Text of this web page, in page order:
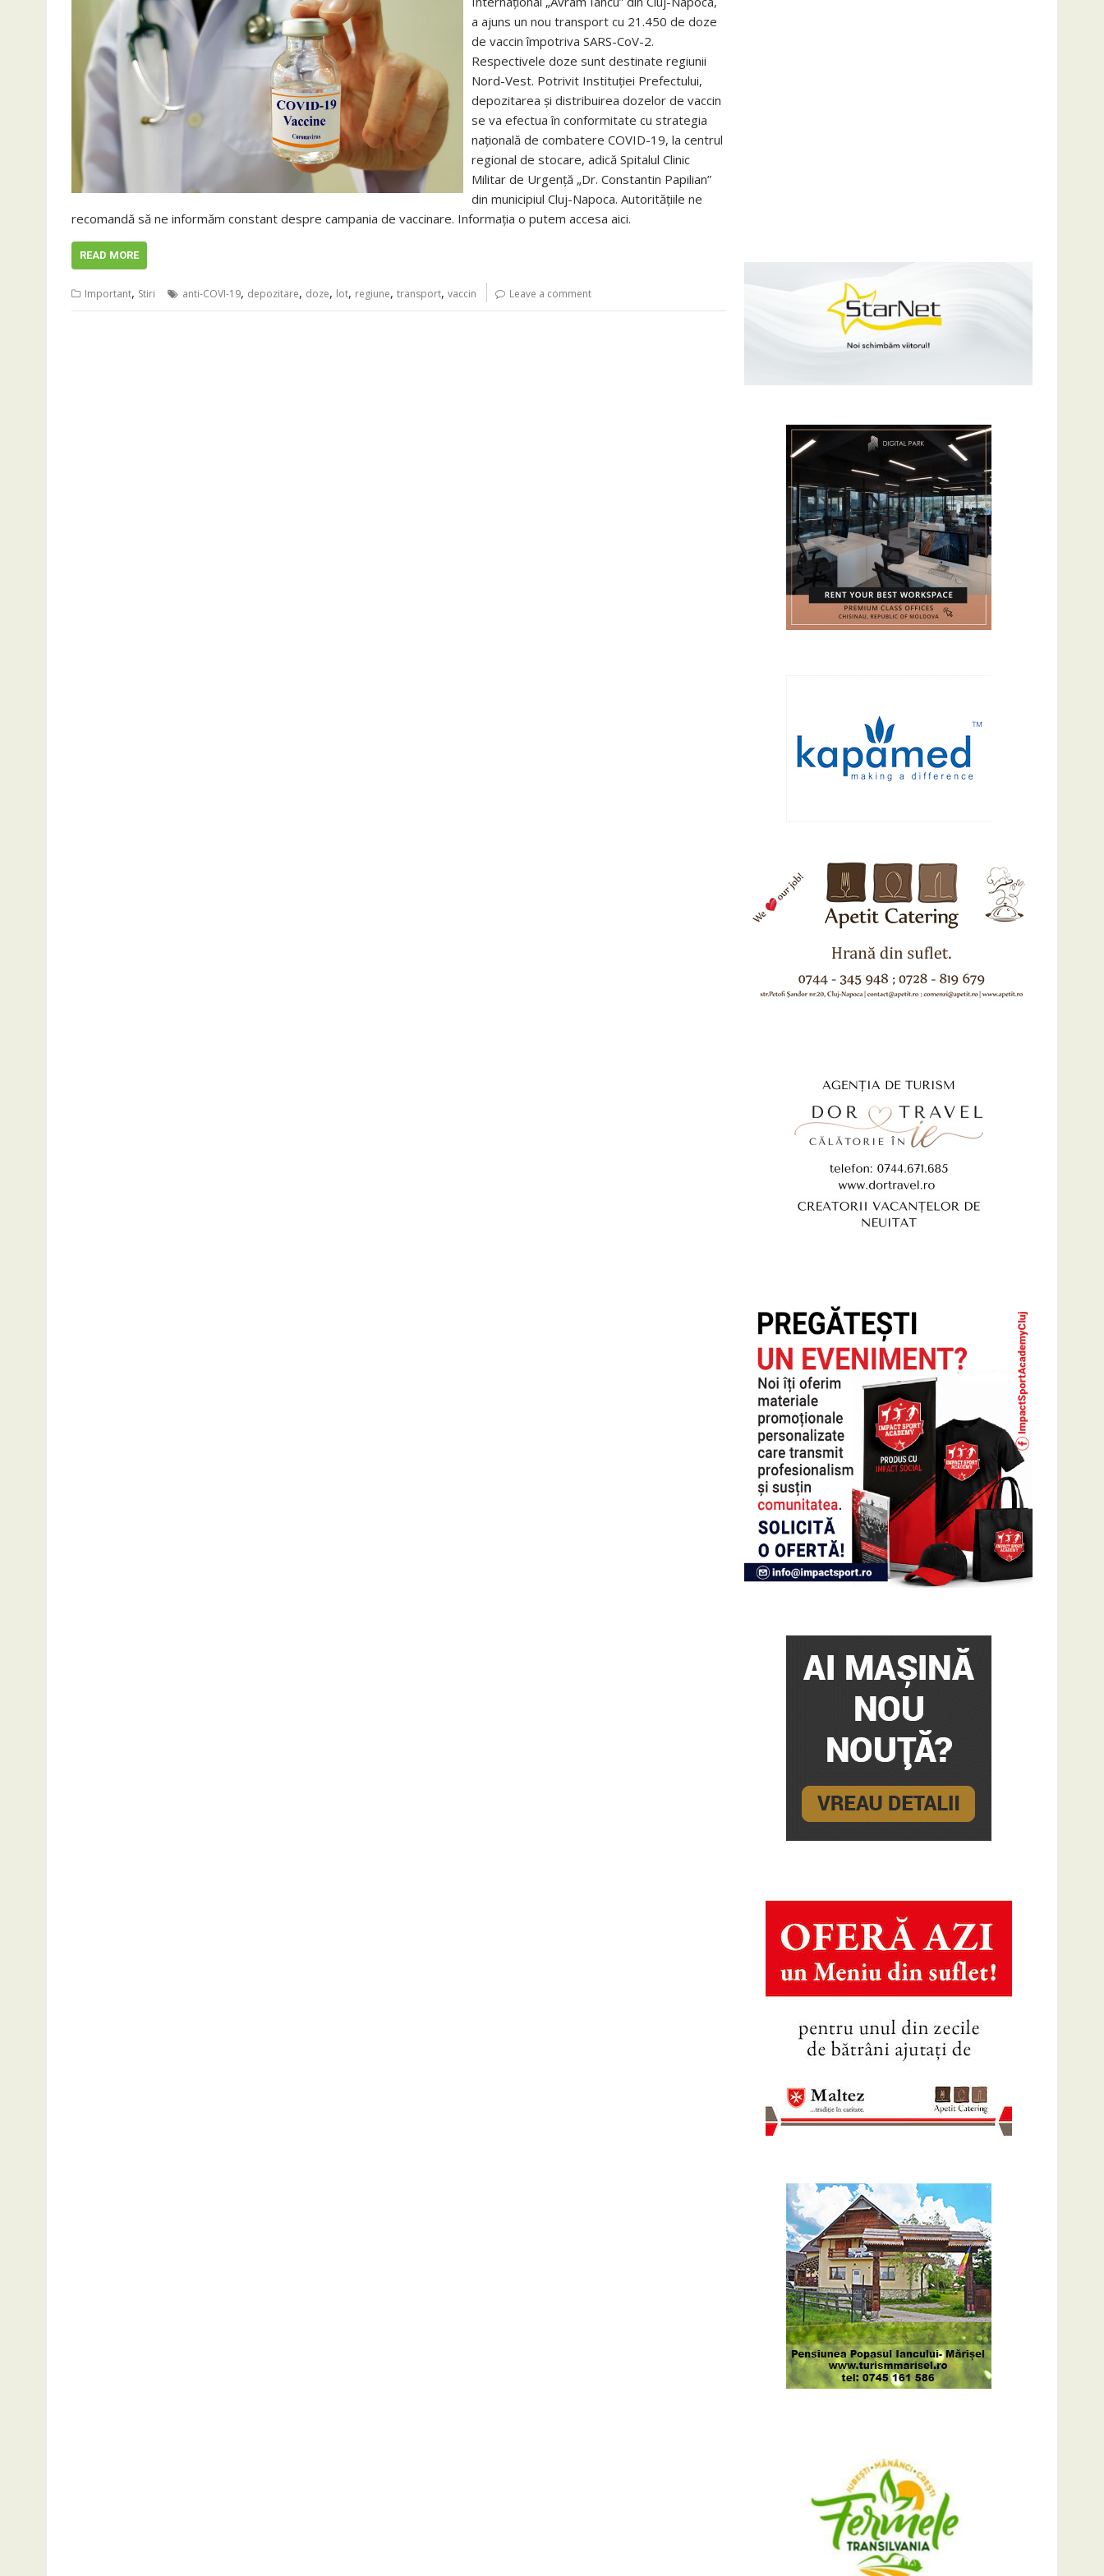
a ajuns un nou transport cu 21.450 de doze
de vaccin împotriva SARS-CoV-2.
Respectivele doze sunt destinate regiunii
Nord-Vest. Potrivit Instituției Prefectului,
depozitarea și distribuirea dozelor de vaccin
se va efectua în conformitate cu strategia
națională de combatere COVID-19, la centrul
regional de stocare, adică Spitalul Clinic
Militar de Urgență „Dr. Constantin Papilian”
din municipiul Cluj-Napoca. Autoritățiile ne
recomandă să ne informăm constant despre campania de vaccinare. Informația o putem accesa aici.
READ MORE
Important, Stiri anti-COVI-19, depozitare, doze, lot, regiune, transport, vaccin Leave a comment